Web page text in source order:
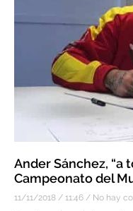
Ander Sánchez, “a
Campeonato del
11/11/2018 11:46 No hay